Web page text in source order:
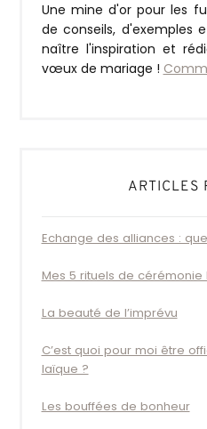
Une mine d'or pour les
de conseils, d'exemples
naître l'inspiration et
vœux de mariage !
ARTICLES
Echange des alliances :
Mes 5 rituels de
La beauté de l’imprévu
C’est quoi pour moi être
laïque ?
Les bouffées de bonheur